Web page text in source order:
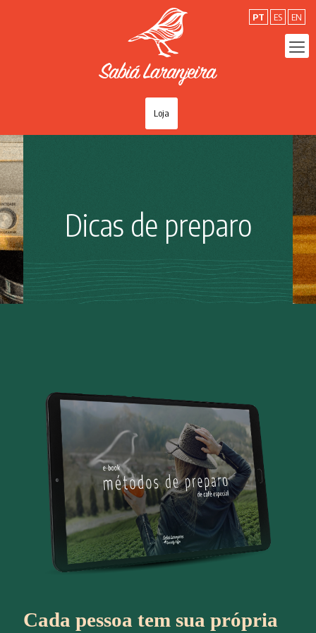
Loja
Dicas de preparo
Cada pessoa tem sua própria
PT ES EN